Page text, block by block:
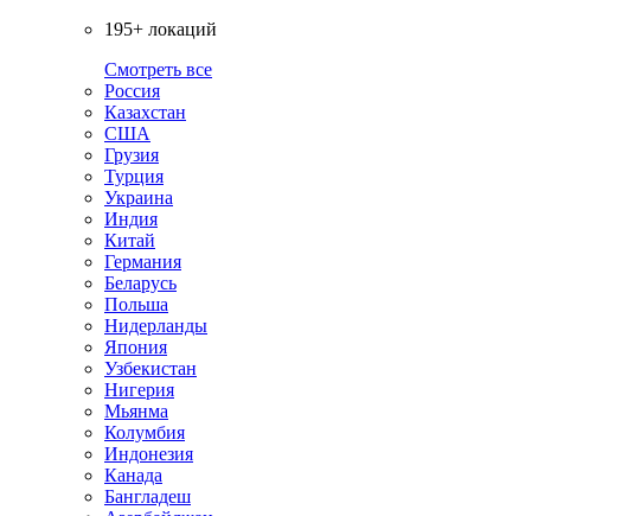
195+ локаций
Смотреть все
Россия
Казахстан
США
Грузия
Турция
Украина
Индия
Китай
Германия
Беларусь
Польша
Нидерланды
Япония
Узбекистан
Нигерия
Мьянма
Колумбия
Индонезия
Канада
Бангладеш